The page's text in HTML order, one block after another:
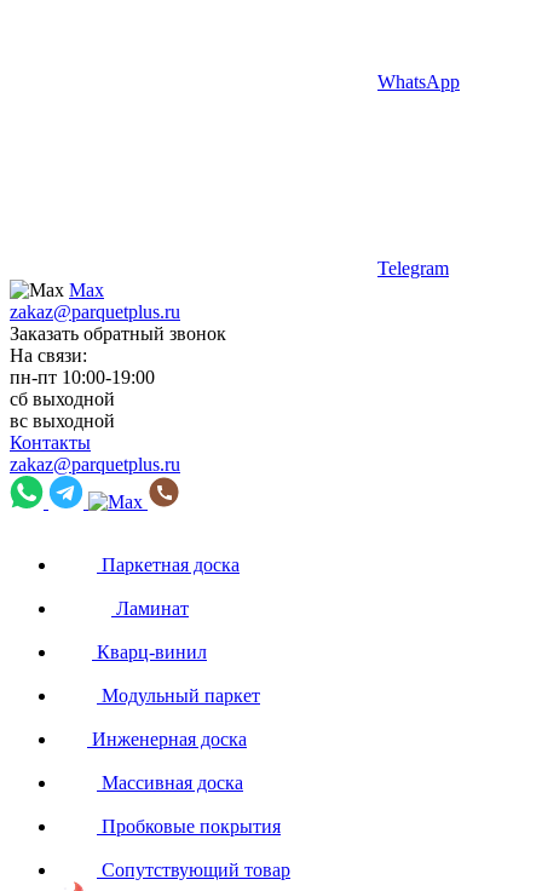
WhatsApp
Telegram
Max
zakaz@parquetplus.ru
Заказать обратный звонок
На связи:
пн-пт 10:00-19:00
сб выходной
вс выходной
Контакты
zakaz@parquetplus.ru
Паркетная доска
Ламинат
Кварц-винил
Модульный паркет
Инженерная доска
Массивная доска
Пробковые покрытия
Сопутствующий товар